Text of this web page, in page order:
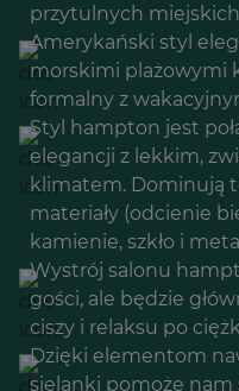
przytulnych
Amerykański styl
morskimi plażowymi
formalny z
Styl hampton jest
elegancji z lekkim,
klimatem. Dominują
materiały (odcienie
kamienie, szkło i
Wystrój salonu
gości, ale będzie
ciszy i relaksu po
Dzięki elementom
sielanki pomoże nam